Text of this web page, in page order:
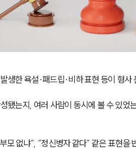
생한 욕설·패드립·비하 표현 등이 형사
됐는지, 여러 사람이 동시에 볼 수 있었
모 없냐”, “정신병자 같다” 같은 표현